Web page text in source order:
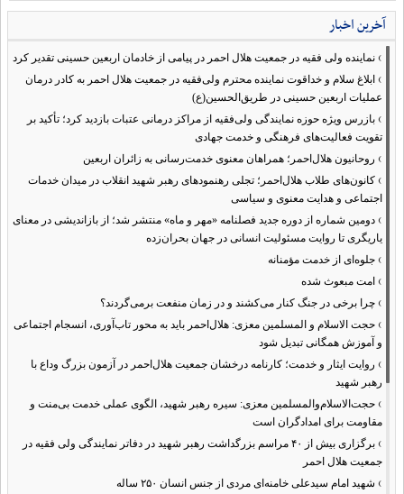
آخرین اخبار
› نماینده ولی فقیه در جمعیت هلال احمر در پیامی از خادمان اربعین حسینی تقدیر کرد
› ابلاغ سلام و خداقوت نماینده محترم ولی‌فقیه در جمعیت هلال احمر به کادر درمان
عملیات اربعین حسینی در طریق‌الحسین(ع)
› بازرس ویژه حوزه نمایندگی ولی‌فقیه از مراکز درمانی عتبات بازدید کرد؛ تأکید بر
تقویت فعالیت‌های فرهنگی و خدمت جهادی
› روحانیون هلال‌احمر؛ همراهان معنوی خدمت‌رسانی به زائران اربعین
› کانون‌های طلاب هلال‌احمر؛ تجلی رهنمودهای رهبر شهید انقلاب در میدان خدمات
اجتماعی و هدایت معنوی و سیاسی
› دومین شماره از دوره جدید فصلنامه «مهر و ماه» منتشر شد؛ از بازاندیشی در معنای
یاریگری تا روایت مسئولیت انسانی در جهان بحران‌زده
› جلوه‌ای از خدمت مؤمنانه
› امت مبعوث شده
› چرا برخی در جنگ کنار می‌کشند و در زمان منفعت برمی‌گردند؟
› حجت الاسلام و المسلمین معزی: هلال‌احمر باید به محور تاب‌آوری، انسجام اجتماعی
و آموزش همگانی تبدیل شود
› روایت ایثار و خدمت؛ کارنامه درخشان جمعیت هلال‌احمر در آزمون بزرگ وداع با
رهبر شهید
› حجت‌الاسلام‌والمسلمین معزی: سیره رهبر شهید، الگوی عملی خدمت بی‌منت و
مقاومت برای امدادگران است
›
برگزاری بیش از ۴۰ مراسم بزرگداشت رهبر شهید در دفاتر نمایندگی ولی فقیه در
جمعیت هلال احمر
› شهید امام سیدعلی خامنه‌ای مردی از جنس انسان ۲۵۰ ساله